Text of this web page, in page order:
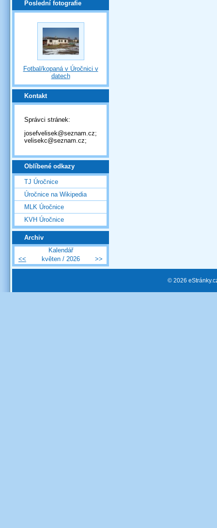
Poslední fotografie
Fotbal/kopaná v Úročnici v
datech
Kontakt
Správci stránek:
josefvelisek@seznam.cz;
velisekc@seznam.cz;
Oblíbené odkazy
TJ Úročnice
Úročnice na Wikipedia
MLK Úročnice
KVH Úročnice
Archiv
Kalendář
<<
květen / 2026 >>
© 2026